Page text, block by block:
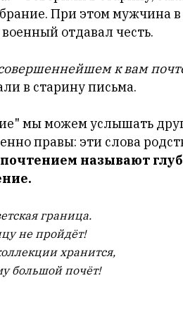
При этом мужчина
отдавал честь.
к вам
в старину письма.
мы можем услышать
правы: эти слова
почтением называют
граница.
не пройдёт!
хранится,
большой почёт!